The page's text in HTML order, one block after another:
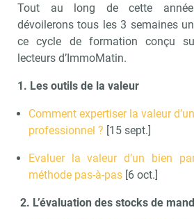
Tout au long de cette année
dévoilerons tous les 3 semaines
ce cycle de formation conçu
lecteurs d’ImmoMatin.
1. Les outils de la valeur
Comment expertiser la valeur
professionnel ? [15 sept.]
Evaluer la valeur d’un bien
méthode pas-à-pas[6 oct.]
2. L’évaluation des stocks de